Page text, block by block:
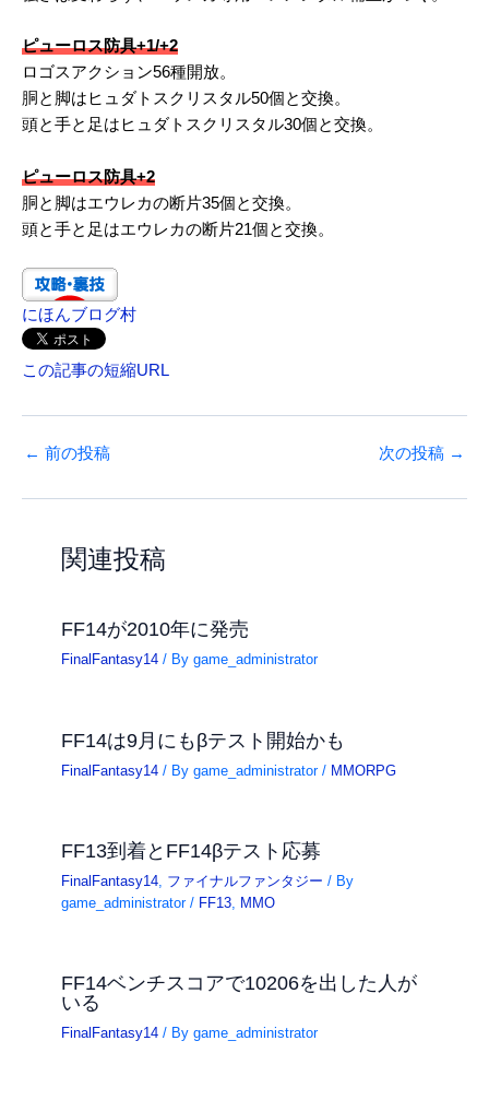
ピューロス防具+1/+2
ロゴスアクション56種開放。
胴と脚はヒュダトスクリスタル50個と交換。
頭と手と足はヒュダトスクリスタル30個と交換。
ピューロス防具+2
胴と脚はエウレカの断片35個と交換。
頭と手と足はエウレカの断片21個と交換。
にほんブログ村
この記事の短縮URL
← 前の投稿 次の投稿 →
関連投稿
FF14が2010年に発売
FinalFantasy14 / Bygame_administrator
FF14は9月にもβテスト開始かも
FinalFantasy14 / Bygame_administrator/ MMORPG
FF13到着とFF14βテスト応募
FinalFantasy14 ファイナルファンタジー / By
game_administrator/ FF13 MMO
FF14ベンチスコアで10206を出した人が
いる
FinalFantasy14 / Bygame_administrator